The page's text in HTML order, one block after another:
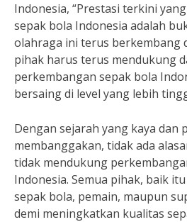
Indonesia, “Prestasi terkini
sepak bola Indonesia adalah
olahraga ini terus berkembang
pihak harus terus mendukung
perkembangan sepak bola
bersaing di level yang lebih
Dengan sejarah yang kaya dan
membanggakan, tidak ada
tidak mendukung
Indonesia. Semua pihak, baik
sepak bola, pemain, maupun
demi meningkatkan kualitas